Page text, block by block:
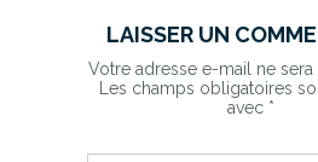
LAISSER UN
Votre adresse e-mail ne sera
Les champs obligatoires
avec *